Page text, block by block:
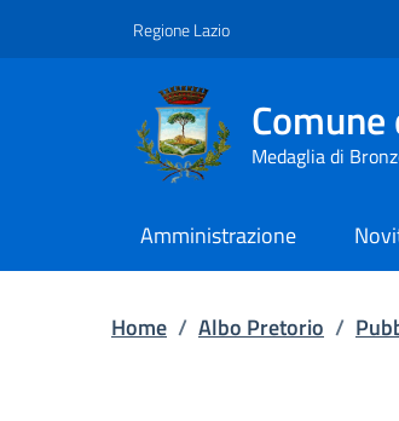
Regione Lazio
Medaglia di
Amministrazione
Home / Albo Pretorio /